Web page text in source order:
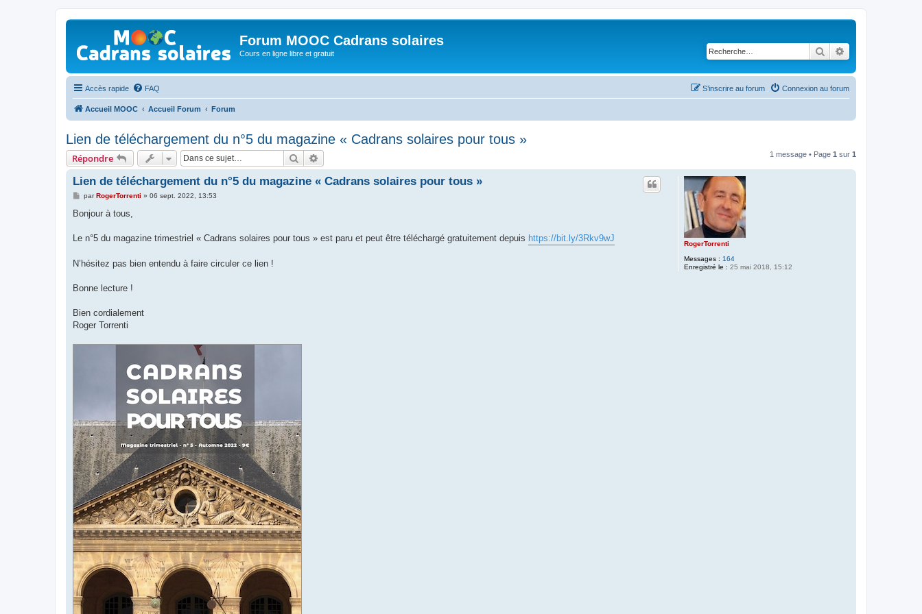
Forum MOOC Cadrans solaires
Cours en ligne libre et gratuit Rechercher
Accès rapide FAQ Connexion au forum
S’inscrire au forum
Accueil MOOC Accueil Forum Forum
Lien de téléchargement du n°5 du magazine « Cadrans solaires pour tous »
Répondre Rechercher 1 message • Page 1 sur 1
RogerTorrenti
Messages : 164
Enregistré le : 25 mai 2018, 15:12
Lien de téléchargement du n°5 du magazine « Cadrans solaires pour tous »
M
s
g
parRogerTorrenti » 06 sept. 2022, 13:53
Bonjour à tous,
Le n°5 du magazine trimestriel « Cadrans solaires pour tous » est paru et peut être téléchargé gratuitement depuis https://bit.ly/3Rkv9wJ
N’hésitez pas bien entendu à faire circuler ce lien !
Bonne lecture !
Bien cordialement
Roger Torrenti